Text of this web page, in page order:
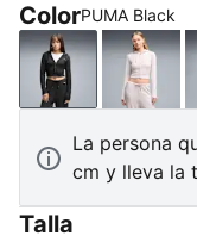
ColorPUMA Black
PUMA BlackMisty
La persona
cm y lleva la
Talla